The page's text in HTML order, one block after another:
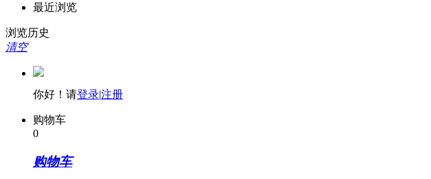
最近浏览
浏览历史
清空
你好！请登录|注册
购物车
0
购物车